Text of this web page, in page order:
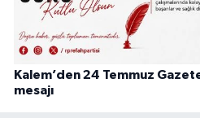
Kalem’den 24 Temmuz
mesajı